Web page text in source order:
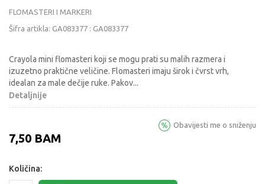
FLOMASTERI I MARKERI
Šifra artikla: GA083377 : GA083377
Crayola mini flomasteri koji se mogu prati su malih razmera i
izuzetno praktične veličine. Flomasteri imaju širok i čvrst vrh,
idealan za male dečije ruke. Pakov...
Detaljnije
7,50 BAM
Obavijesti me o sniženju
Količina: